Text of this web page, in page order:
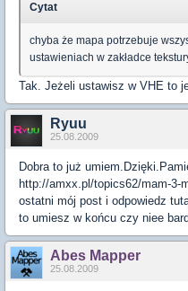
Cytat
chyba że mapa potrzebuje
ustawieniach w zakładce
Tak. Jeżeli ustawisz w VHE to
Ryuu
25.08.2009
Dobra to już
http://amxx.pl/topics62/mam-3-
ostatni mój post i odpowiedz
to umiesz w końcu czy niee
Abes Mapper
25.08.2009